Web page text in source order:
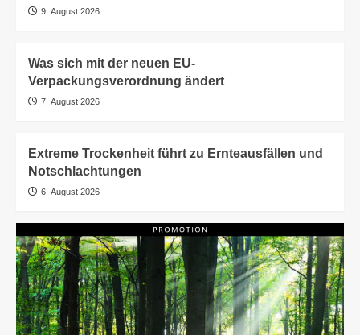
9. August 2026
Was sich mit der neuen EU-
Verpackungsverordnung ändert
7. August 2026
Extreme Trockenheit führt zu Ernteausfällen und
Notschlachtungen
6. August 2026